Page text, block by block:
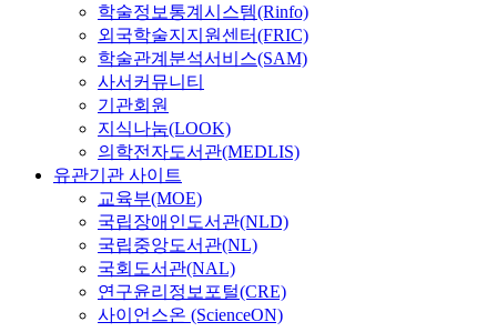
학술정보통계시스템(Rinfo)
외국학술지지원센터(FRIC)
학술관계분석서비스(SAM)
사서커뮤니티
기관회원
지식나눔(LOOK)
의학전자도서관(MEDLIS)
유관기관 사이트
교육부(MOE)
국립장애인도서관(NLD)
국립중앙도서관(NL)
국회도서관(NAL)
연구윤리정보포털(CRE)
사이언스온 (ScienceON)